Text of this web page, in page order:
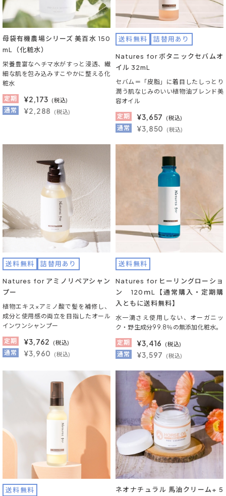
母袋有機農場シリーズ 美百水 150
mL（化粧水）
栄養豊富なヘチマ水がすっと浸透、繊
細な肌を包み込みすこやかに整える化
粧水
定期
¥2,173 (税込)
通常 ¥2,288 (税込)
送料無料 詰替用あり
Natures for ボタニックセバムオ
イル 32mL
セバム＝「皮脂」に着目したしっとり
潤う肌なじみのいい植物油ブレンド美
容オイル
定期
¥3,657 (税込)
通常 ¥3,850 (税込)
送料無料 詰替用あり
Natures for アミノリペアシャン
プー
植物エキス×アミノ酸で髪を補修し、
成分と使用感の両立を目指したオール
インワンシャンプー
定期
¥3,762 (税込)
通常 ¥3,960 (税込)
送料無料
Natures for ヒーリングローショ
ン 120ｍL【通常購入・定期購
入ともに送料無料】
水一滴さえ使用しない、オーガニッ
ク・野生成分99.8％の無添加化粧水。
定期
¥3,416 (税込)
通常 ¥3,597 (税込)
送料無料
ネオナチュラル 馬油クリーム+ 5